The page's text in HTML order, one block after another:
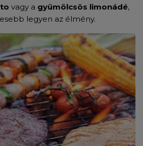
vagy a gyümölcsös limonádé,
legyen az élmény.